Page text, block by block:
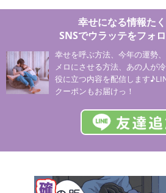
幸せになる情報た
SNSでウラッテをフォ
幸せを呼ぶ方法、今年の運勢
メロにさせる方法、あの人が
役に立つ内容を配信します
クーポンもお届けっ！